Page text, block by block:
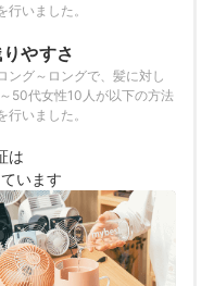
行いました。
やすさ
ング～ロングで、髪に対し
50代女性10人が以下の方法
行いました。
は
います